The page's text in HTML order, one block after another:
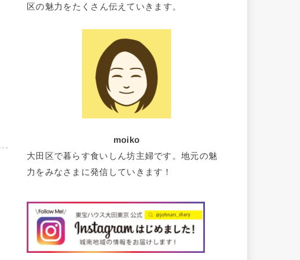
区の魅力をたくさん伝えていきます。
moiko
大田区で暮らす食いしん坊主婦です。地元の魅
力をみなさまに発信していきます！